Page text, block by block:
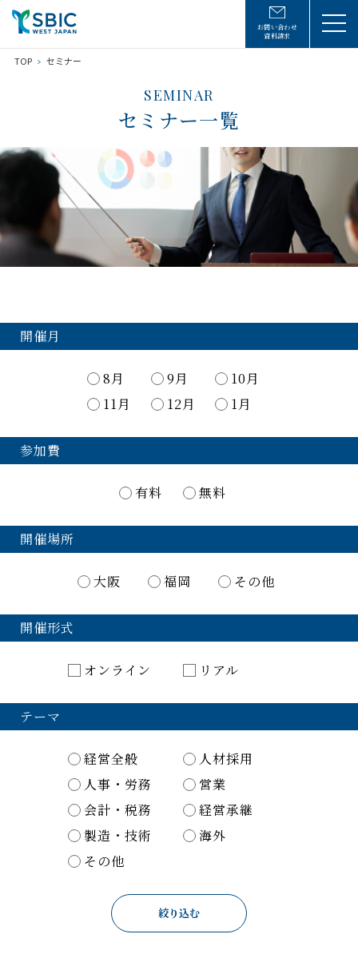
お問い合わせ
資料請求
TOP セミナー
SEMINAR
セミナー一覧
開催月
8月 9月
10月
11月
12月 1月
参加費
有料 無料
開催場所
大阪 福岡 その他
開催形式
オンライン リアル
テーマ
経営全般
人材採用
人事・労務
営業
会計・税務
経営承継
製造・技術
海外
その他
絞り込む